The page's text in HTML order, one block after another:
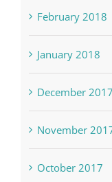
February 2018
January 2018
December 2017
November
October 2017